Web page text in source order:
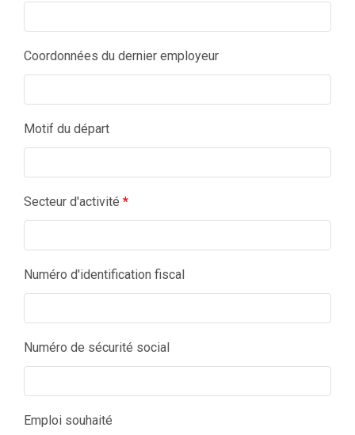
Coordonnées du dernier employeur
Motif du départ
Secteur d'activité *
Numéro d'identification fiscal
Numéro de sécurité social
Emploi souhaité